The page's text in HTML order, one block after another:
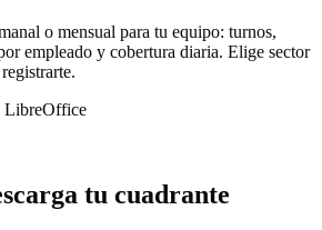
o mensual para tu equipo: turnos,
empleado y cobertura diaria. Elige sector
LibreOffice
tu cuadrante